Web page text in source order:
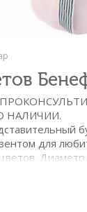
НАЛИЧИИ.
для
Диаметр
- 9 шт.